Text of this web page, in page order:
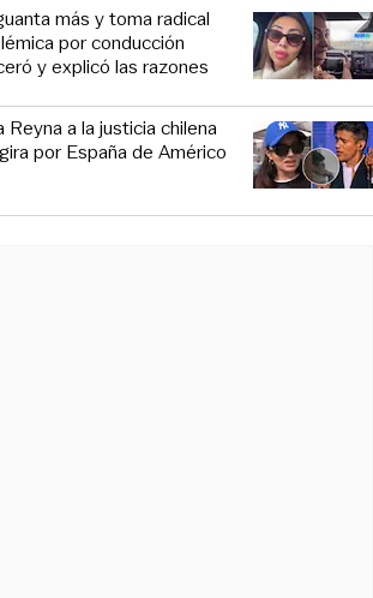
más y toma radical
por conducción
y explicó las razones
Reyna a la justicia chilena
por España de Américo